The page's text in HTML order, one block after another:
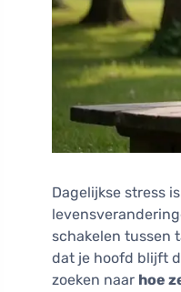
Dagelijkse stress
schakelen tussen
dat je hoofd blijft
zoeken naar hoe